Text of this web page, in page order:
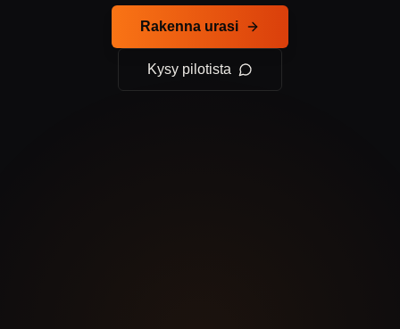
Rakenna urasi
Kysy pilotista